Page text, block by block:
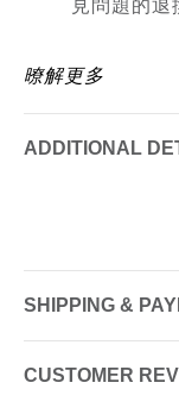
見問題的退
暸解更多
ADDITIONAL
SHIPPING &
CUSTOMER